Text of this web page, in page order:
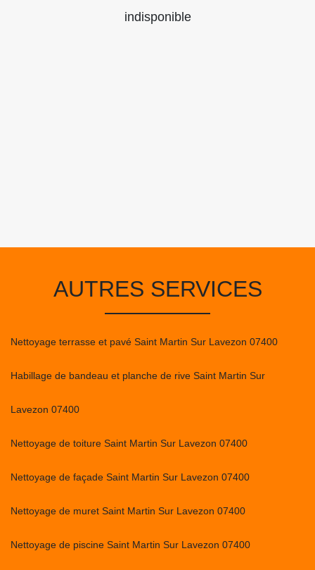
indisponible
AUTRES SERVICES
Nettoyage terrasse et pavé Saint Martin Sur Lavezon 07400
Habillage de bandeau et planche de rive Saint Martin Sur
Lavezon 07400
Nettoyage de toiture Saint Martin Sur Lavezon 07400
Nettoyage de façade Saint Martin Sur Lavezon 07400
Nettoyage de muret Saint Martin Sur Lavezon 07400
Nettoyage de piscine Saint Martin Sur Lavezon 07400